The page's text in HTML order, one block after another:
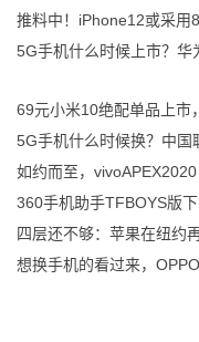
推料中！iPhone12或采用
5G手机什么时候上市？华
69元小米10绝配单品上市
5G手机什么时候换？中国
如约而至，vivoAPEX2020
360手机助手TFBOYS版
四层还不够：苹果在纽约
想换手机的看过来，